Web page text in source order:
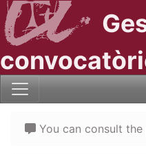
You can consult